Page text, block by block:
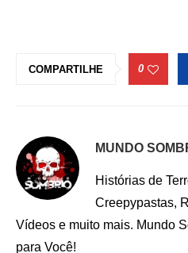
COMPARTILHE 0
MUNDO
Histórias de
Creepypastas,
Vídeos e muito mais. Mundo
para Você!